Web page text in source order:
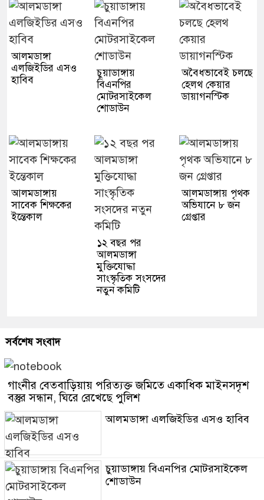
আলমডাঙ্গা
এলজিইডির এসও
হাবিব
চুয়াডাঙ্গায়
বিএনপির
মোটরসাইকেল
শোডাউন
অবৈধভাবেই চলছে
হেলথ কেয়ার
ডায়াগনস্টিক
আলমডাঙ্গায়
সাবেক শিক্ষকের
ইন্তেকাল
১২ বছর পর
আলমডাঙ্গা
মুক্তিযোদ্ধা
সাংস্কৃতিক সংসদের
নতুন কমিটি
আলমডাঙ্গায় পৃথক
অভিযানে ৮ জন
গ্রেপ্তার
সর্বশেষ সংবাদ
গাংনীর বেতবাড়িয়ায় পরিত্যক্ত জমিতে একাধিক মাইনসদৃশ
বস্তুর সন্ধান, ঘিরে রেখেছে পুলিশ
আলমডাঙ্গা এলজিইডির এসও হাবিব
চুয়াডাঙ্গায় বিএনপির মোটরসাইকেল
শোডাউন